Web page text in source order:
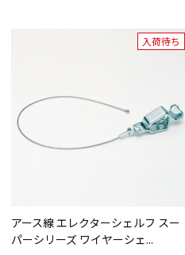
入荷待ち
アース線 エレクターシェルフ スー
パーシリーズ ワイヤーシェ...